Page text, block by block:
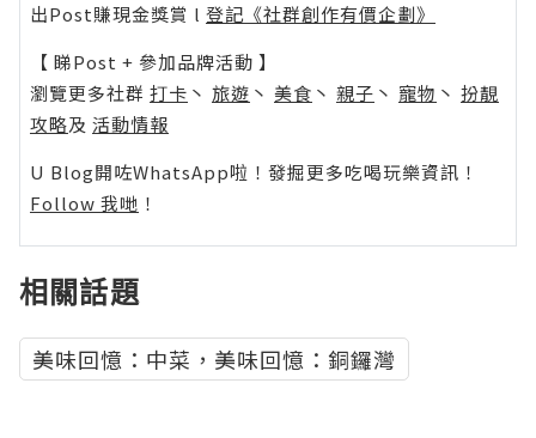
出Post賺現金獎賞 l 登記《社群創作有價企劃》
【 睇Post + 參加品牌活動 】
瀏覽更多社群 打卡 丶 旅遊 丶 美食 丶 親子 丶 寵物 丶 扮靚
攻略及 活動情報
U Blog開咗WhatsApp啦！發掘更多吃喝玩樂資訊！
Follow 我哋 ！
相關話題
美味回憶：中菜，美味回憶：銅鑼灣